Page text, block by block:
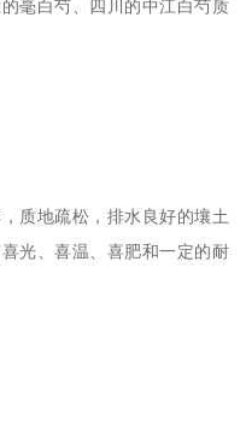
毫白芍、四川的中江白芍质
质地疏松，排水良好的壤土
光、喜温、喜肥和一定的耐